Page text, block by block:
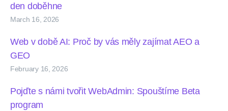
den doběhne
March 16, 2026
Web v době AI: Proč by vás měly zajímat AEO a
GEO
February 16, 2026
Pojďte s námi tvořit WebAdmin: Spouštíme Beta
program